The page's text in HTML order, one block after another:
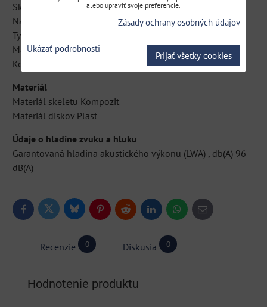
Sklopná rukoväť Áno
Nastaviteľná výška rukoväte 2 možnosti
Typ rukoväte Ergonomická
Mäkká rukoväť Áno
Kolesá v ložiskách, predné/zadné Yes/Yes
Materiál
Materiál skeletu Kompozit
Materiál diskov Plast
Údaje o hladine zvuku a hluku
Garantovaná hladina akustického výkonu (LWA) , db(A) 96
dB(A)
FacebookTwitter BlueskyPinterestReddit LinkedInWhatsApp
E-
mail
Recenzie 0 Diskusia 0
Hodnotenie produktu
alebo upraviť svoje preferencie.
Zásady ochrany osobných údajov
Ukázať podrobnosti
Prijať všetky cookies